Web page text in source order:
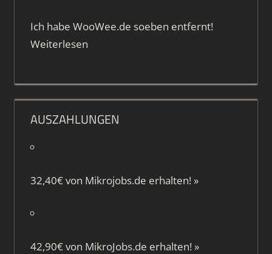
Ich habe WooWee.de soeben entfernt!
Weiterlesen
AUSZAHLUNGEN
32,40€ von Mikrojobs.de erhalten! »
42,90€ von MikroJobs.de erhalten! »